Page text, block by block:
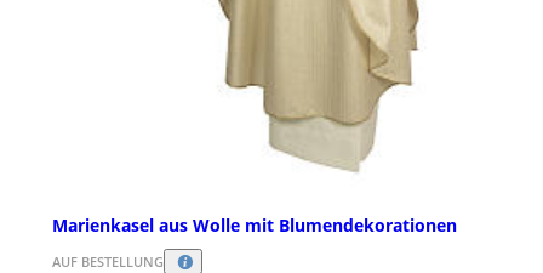
Marienkasel aus Wolle mit Blumendekorationen
AUF BESTELLUNG